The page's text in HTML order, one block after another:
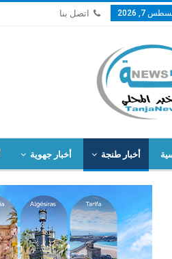
7, 2026 اتصل بنا
أخبار طنجة أخبار جهوية